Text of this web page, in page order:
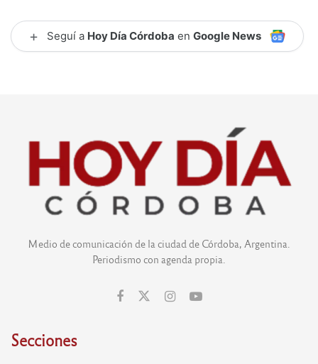
+ Seguí a Hoy Día Córdoba en Google News
Medio de comunicación de la ciudad de Córdoba, Argentina.
Periodismo con agenda propia.
Secciones